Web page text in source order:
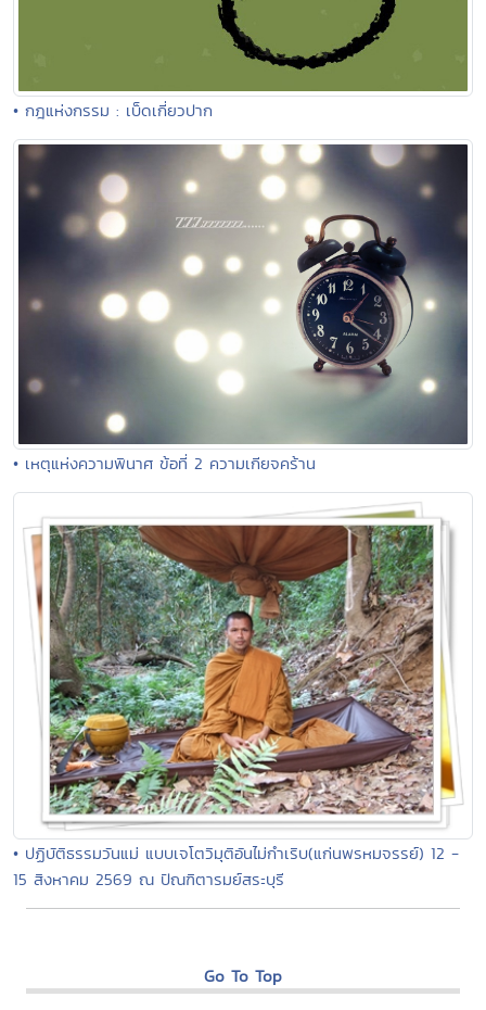
• กฎแห่งกรรม : เบ็ดเกี่ยวปาก
• เหตุแห่งความพินาศ ข้อที่ 2 ความเกียจคร้าน
• ปฏิบัติธรรมวันแม่ แบบเจโตวิมุติอันไม่กำเริบ(แก่นพรหมจรรย์) 12 -
15 สิงหาคม 2569 ณ ปัณฑิตารมย์สระบุรี
Go To Top